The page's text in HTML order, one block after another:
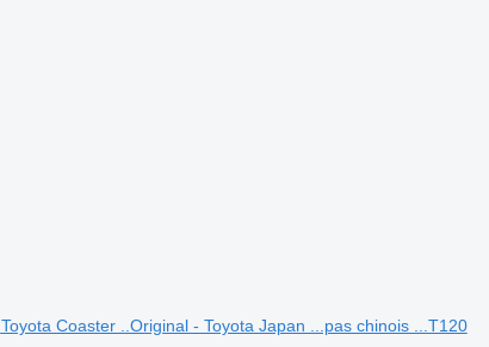
Toyota Coaster ..Original - Toyota Japan ...pas chinois ...T120